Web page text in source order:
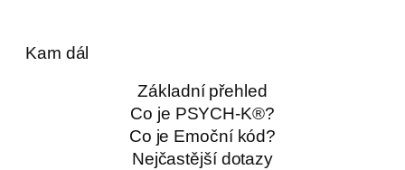
Kam dál
Základní přehled
Co je PSYCH-K®?
Co je Emoční kód?
Nejčastější dotazy